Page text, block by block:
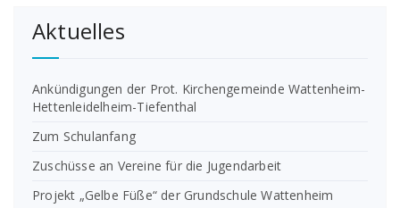
Aktuelles
Ankündigungen der Prot. Kirchengemeinde Wattenheim-
Hettenleidelheim-Tiefenthal
Zum Schulanfang
Zuschüsse an Vereine für die Jugendarbeit
Projekt „Gelbe Füße“ der Grundschule Wattenheim